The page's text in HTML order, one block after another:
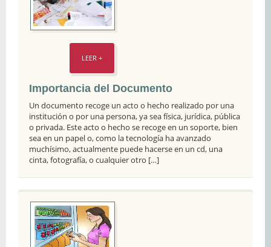
LEER +
Importancia del Documento
Un documento recoge un acto o hecho realizado por una
institución o por una persona, ya sea física, jurídica, pública
o privada. Este acto o hecho se recoge en un soporte, bien
sea en un papel o, como la tecnología ha avanzado
muchísimo, actualmente puede hacerse en un cd, una
cinta, fotografía, o cualquier otro […]